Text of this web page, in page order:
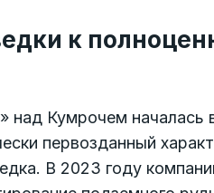
к
над Кумрочем началась
первозданный
В 2023 году